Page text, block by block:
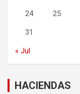
24 25
31
« Jul
HACIENDAS